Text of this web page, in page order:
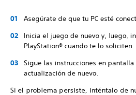
Asegúrate de que tu PC esté
Inicia el juego de nuevo y, luego,
PlayStation® cuando te lo soliciten.
Sigue las instrucciones en
actualización de nuevo.
Si el problema persiste, inténtalo de